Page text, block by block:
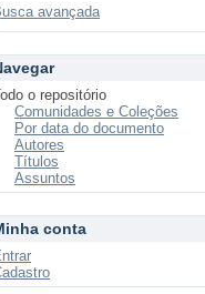
avançada
o repositório
Comunidades e Coleções
Por data do documento
Autores
Títulos
Assuntos
conta